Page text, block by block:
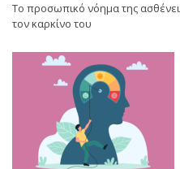
Το προσωπικό νόημα της
τον καρκίνο του